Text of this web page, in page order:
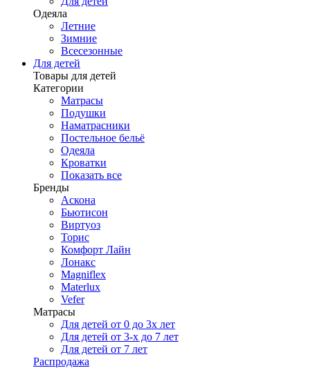
Одеяла
Летние
Зимние
Всесезонные
Для детей
Товары для детей
Категории
Матрасы
Подушки
Наматрасники
Постельное бельё
Одеяла
Кроватки
Показать все
Бренды
Аскона
Бьютисон
Виртуоз
Торис
Комфорт Лайн
Лонакс
Magniflex
Materlux
Vefer
Матрасы
Для детей от 0 до 3х лет
Для детей от 3-х до 7 лет
Для детей от 7 лет
Распродажа